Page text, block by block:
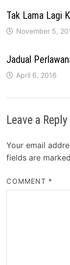
Tak Lama Lagi
November 5,
Jadual
April 6, 2016
Leave a Reply
Your email
fields are marked
COMMENT *